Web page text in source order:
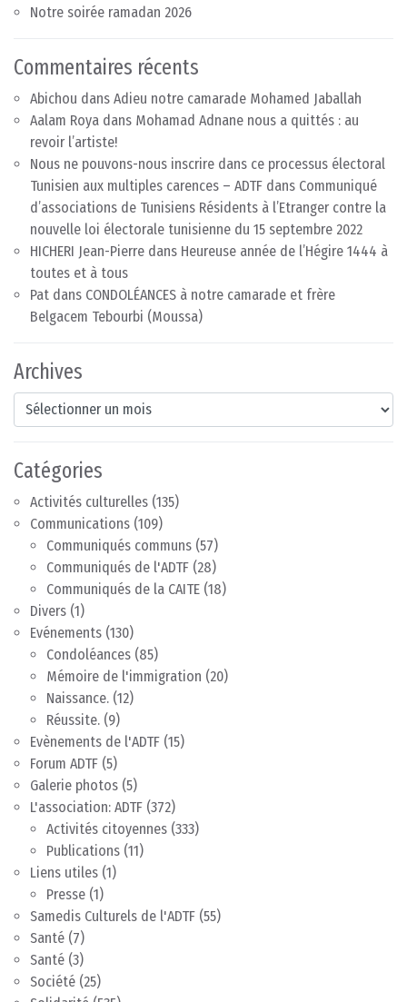
Notre soirée ramadan 2026
Commentaires récents
Abichou dans Adieu notre camarade Mohamed Jaballah
Aalam Roya dans Mohamad Adnane nous a quittés : au
revoir l’artiste!
Nous ne pouvons-nous inscrire dans ce processus électoral
Tunisien aux multiples carences – ADTF dans Communiqué
d’associations de Tunisiens Résidents à l’Etranger contre la
nouvelle loi électorale tunisienne du 15 septembre 2022
HICHERI Jean-Pierre dans Heureuse année de l’Hégire 1444 à
toutes et à tous
Pat dans CONDOLÉANCES à notre camarade et frère
Belgacem Tebourbi (Moussa)
Archives
Archives
Catégories
Activités culturelles (135)
Communications (109)
Communiqués communs (57)
Communiqués de l'ADTF (28)
Communiqués de la CAITE (18)
Divers (1)
Evénements (130)
Condoléances (85)
Mémoire de l'immigration (20)
Naissance. (12)
Réussite. (9)
Evènements de l'ADTF (15)
Forum ADTF (5)
Galerie photos (5)
L'association: ADTF (372)
Activités citoyennes (333)
Publications (11)
Liens utiles (1)
Presse (1)
Samedis Culturels de l'ADTF (55)
Santé (7)
Santé (3)
Société (25)